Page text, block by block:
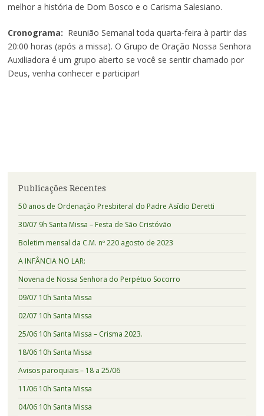
melhor a história de Dom Bosco e o Carisma Salesiano.
Cronograma: Reunião Semanal toda quarta-feira à partir das
20:00 horas (após a missa). O Grupo de Oração Nossa Senhora
Auxiliadora é um grupo aberto se você se sentir chamado por
Deus, venha conhecer e participar!
Publicações Recentes
50 anos de Ordenação Presbiteral do Padre Asídio Deretti
30/07 9h Santa Missa – Festa de São Cristóvão
Boletim mensal da C.M. nº 220 agosto de 2023
A INFÂNCIA NO LAR:
Novena de Nossa Senhora do Perpétuo Socorro
09/07 10h Santa Missa
02/07 10h Santa Missa
25/06 10h Santa Missa – Crisma 2023.
18/06 10h Santa Missa
Avisos paroquiais – 18 a 25/06
11/06 10h Santa Missa
04/06 10h Santa Missa